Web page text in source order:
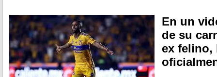
En un
de su
ex felino,